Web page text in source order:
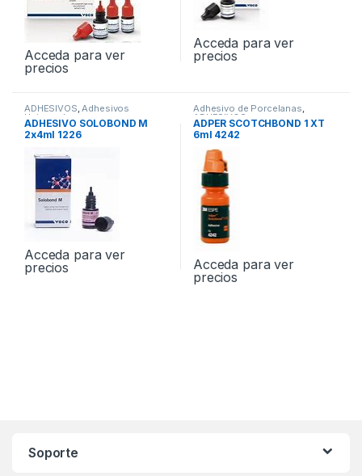
Acceda para ver
precios
Acceda para ver
precios
ADHESIVOS,Adhesivos
Universales
ADHESIVO SOLOBOND M
2x4ml 1226
Acceda para ver
precios
Adhesivo de Porcelanas,
ADHESIVOS
ADPER SCOTCHBOND 1 XT
6ml 4242
Acceda para ver
precios
Soporte